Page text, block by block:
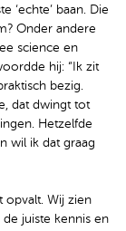
‘echte’ baan. Die
Onder andere
science en
hij: “Ik zit
bezig.
dat dwingt tot
Hetzelfde
wil ik dat graag
opvalt. Wij zien
juiste kennis en